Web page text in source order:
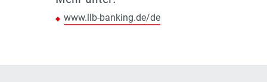
www.llb-banking.de/de